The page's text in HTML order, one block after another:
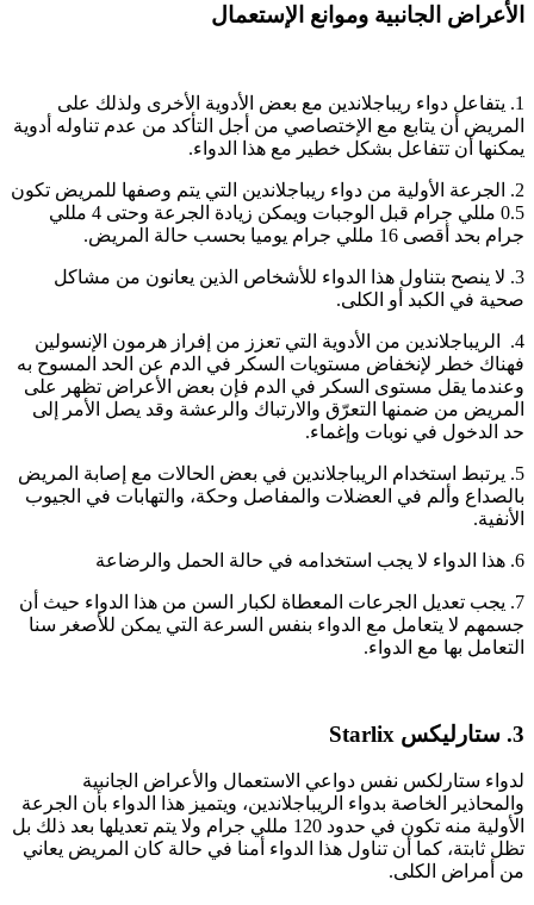
الأعراض الجانبية وموانع الإستعمال
1. يتفاعل دواء ريباجلاندين مع بعض الأدوية الأخرى ولذلك على
المريض أن يتابع مع الإختصاصي من أجل التأكد من عدم تناوله أدوية
يمكنها أن تتفاعل بشكل خطير مع هذا الدواء.
2. الجرعة الأولية من دواء ريباجلاندين التي يتم وصفها للمريض تكون
0.5 مللي جرام قبل الوجبات ويمكن زيادة الجرعة وحتى 4 مللي
جرام بحد أقصى 16 مللي جرام يوميا بحسب حالة المريض.
3. لا ينصح بتناول هذا الدواء للأشخاص الذين يعانون من مشاكل
صحية في الكبد أو الكلى.
4. الريباجلاندين من الأدوية التي تعزز من إفراز هرمون الإنسولين
فهناك خطر لإنخفاض مستويات السكر في الدم عن الحد المسوح به
وعندما يقل مستوى السكر في الدم فإن بعض الأعراض تظهر على
المريض من ضمنها التعرّق والارتباك والرعشة وقد يصل الأمر إلى
حد الدخول في نوبات وإغماء.
5. يرتبط استخدام الريباجلاندين في بعض الحالات مع إصابة المريض
بالصداع وألم في العضلات والمفاصل وحكة، والتهابات في الجيوب
الأنفية.
6. هذا الدواء لا يجب استخدامه في حالة الحمل والرضاعة
7. يجب تعديل الجرعات المعطاة لكبار السن من هذا الدواء حيث أن
جسمهم لا يتعامل مع الدواء بنفس السرعة التي يمكن للأصغر سنا
التعامل بها مع الدواء.
3. ستارليكس Starlix
لدواء ستارلكس نفس دواعي الاستعمال والأعراض الجانبية
والمحاذير الخاصة بدواء الريباجلاندين، ويتميز هذا الدواء بأن الجرعة
الأولية منه تكون في حدود 120 مللي جرام ولا يتم تعديلها بعد ذلك بل
تظل ثابتة، كما أن تناول هذا الدواء أمنا في حالة كان المريض يعاني
من أمراض الكلى.